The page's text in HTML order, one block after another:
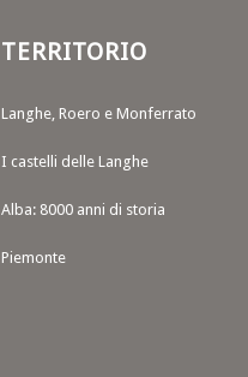
TERRITORIO
Langhe, Roero e Monferrato
I castelli delle Langhe
Alba: 8000 anni di storia
Piemonte